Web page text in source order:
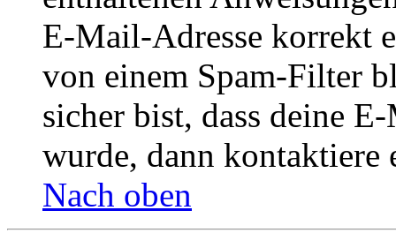
E-Mail-Adresse korrekt
von einem Spam-Filter
sicher bist, dass deine
wurde, dann kontaktiere
Nach oben